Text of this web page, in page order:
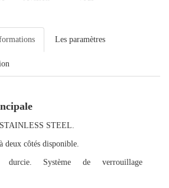
Les paramètres
STEEL.
deux côtés disponible.
Système de verrouillage